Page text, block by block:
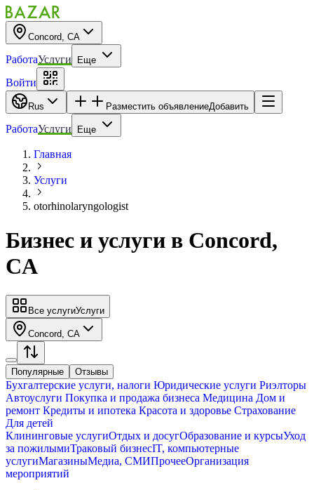
Concord, CA
РаботаУслуги Еще
Войти
Rus Разместить объявлениеДобавить
РаботаУслуги Еще
Главная
Услуги
otorhinolaryngologist
Бизнес и услуги в Concord,
CA
Все услугиУслуги
Concord, CA
Популярные Отзывы
Бухгалтерские услуги, налоги Юридические услуги Риэлторы
Автоуслуги Покупка и продажа бизнеса Медицина Дом и
ремонт Кредиты и ипотека Красота и здоровье Страхование
Для детей
Клининговые услугиОтдых и досугОбразование и курсыУход
за пожилымиТраковый бизнесIT, компьютерные
услугиМагазиныМедиа, СМИПрочееОрганизация
мероприятий